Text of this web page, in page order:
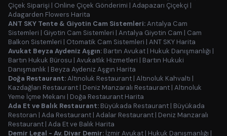
Çiçek Siparişi | Online Çiçek Gönderimi | Adapazarı Çiçekçi |
Adagarden Flowers Harita
ANT SKY Tente & Giyotin Cam Sistemleri:Antalya Cam
Sistemleri | Giyotin Cam Sistemleri | Antalya Giyotin Cam | Cam
Balkon Sistemleri | Otomatik Cam Sistemleri | ANT SKY Harita
Avukat Beyza Aydeniz Aşgın: Bartın Avukat | Hukuk Danışmanlığı |
Bartın Hukuk Bürosu | Avukatlık Hizmetleri | Bartın Hukuki
Danışmanlık | Beyza Aydeniz Aşgın Harita
Doğa Restaurant:Altınoluk Restaurant | Altınoluk Kahvaltı |
Kazdağları Restaurant | Deniz Manzaralı Restaurant | Altınoluk
Yeme İçme Mekanı | Doğa Restaurant Harita
Ada Et ve Balık Restaurant: Büyükada Restaurant | Büyükada
Restoran | Ada Restaurant | Adalar Restaurant | Deniz Manzaralı
Restaurant | Ada Et ve Balık Harita
Demir Legal - Av. Diyar Demir: İzmir Avukat | Hukuk Danışmanlığı |